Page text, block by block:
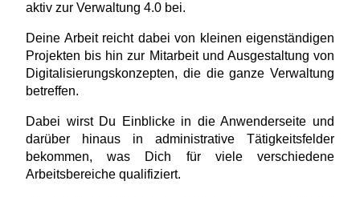
aktiv zur Verwaltung 4.0 bei.
Deine Arbeit reicht dabei von kleinen eigenständigen
Projekten bis hin zur Mitarbeit und Ausgestaltung von
Digitalisierungskonzepten, die die ganze Verwaltung
betreffen.
Dabei wirst Du Einblicke in die Anwenderseite und
darüber hinaus in administrative Tätigkeitsfelder
bekommen, was Dich für viele verschiedene
Arbeitsbereiche qualifiziert.